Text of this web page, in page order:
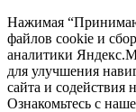
Нажимая
файлов cookie и
аналитики
для улучшения
сайта и
Ознакомьтесь с